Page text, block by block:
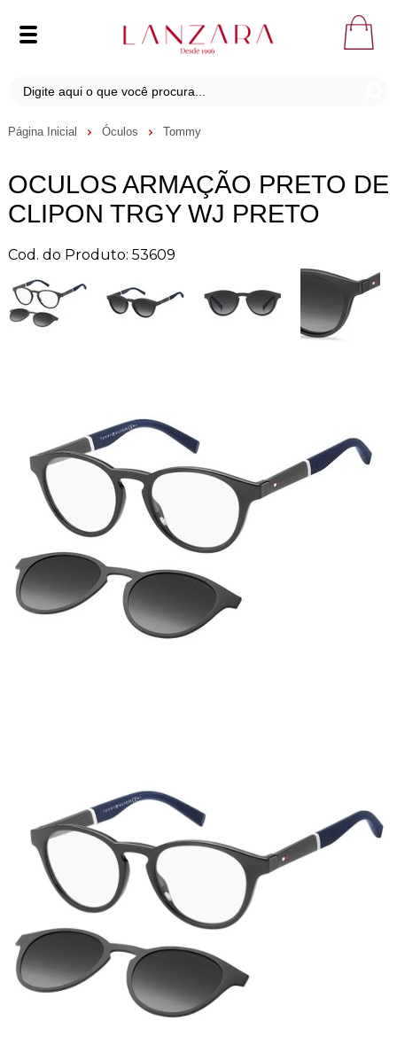
Página Inicial Óculos Tommy
OCULOS ARMAÇÃO PRETO DE
CLIPON TRGY WJ PRETO
Cod. do Produto: 53609